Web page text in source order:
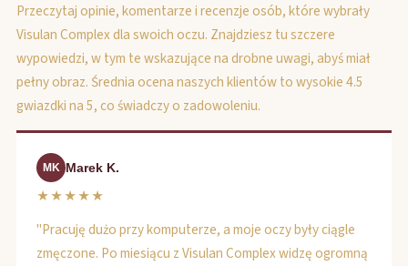
Przeczytaj opinie, komentarze i recenzje osób, które wybrały
Visulan Complex dla swoich oczu. Znajdziesz tu szczere
wypowiedzi, w tym te wskazujące na drobne uwagi, abyś miał
pełny obraz. Średnia ocena naszych klientów to wysokie 4.5
gwiazdki na 5, co świadczy o zadowoleniu.
MK Marek K.
★★★★★
"Pracuję dużo przy komputerze, a moje oczy były ciągle
zmęczone. Po miesiącu z Visulan Complex widzę ogromną